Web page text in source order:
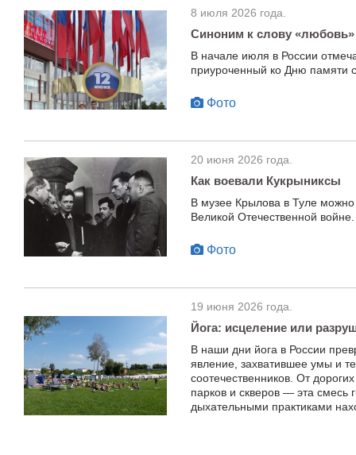
8 июля 2026 года.
Синоним к слову «любовь»
В начале июля в России
приуроченный ко Дню памяти
Фото
20 июня 2026 года.
Как воевали Кукрыниксы
В музее Крылова в Туле
Великой Отечественной войне.
Фото
19 июня 2026 года.
Йога: исцеление или
В наши дни йога в России
явление, захватившее умы и
соотечественников. От
парков и скверов — эта смесь
дыхательными практиками